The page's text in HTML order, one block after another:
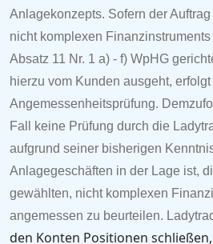
Anlagekonzepts. Sofern der
nicht komplexen
Absatz 11 Nr. 1 a) - f) WpHG
hierzu vom Kunden ausgeht,
Angemessenheitsprüfung.
Fall keine Prüfung durch die
aufgrund seiner bisherigen
Anlagegeschäften in der Lage ist,
gewählten, nicht komplexen
angemessen zu beurteilen.
den Konten Positionen